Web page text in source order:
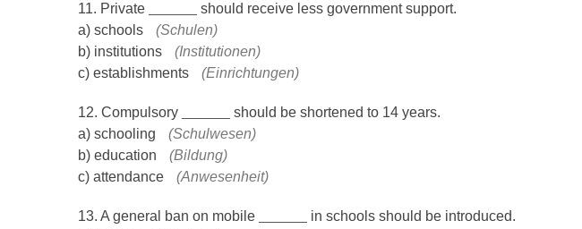
11. Private
should receive less government support.
a) schools
(Schulen)
b) institutions
(Institutionen)
c) establishments
(Einrichtungen)
12. Compulsory
should be shortened to 14 years.
a) schooling
(Schulwesen)
b) education
(Bildung)
c) attendance
(Anwesenheit)
13. A general ban on mobile
in schools should be introduced.